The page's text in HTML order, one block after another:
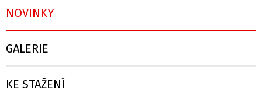
NOVINKY
GALERIE
KE STAŽENÍ